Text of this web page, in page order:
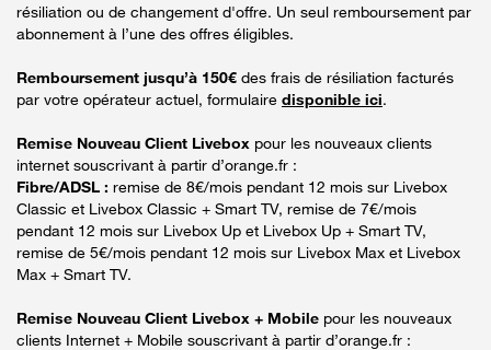
résiliation ou de changement d'offre. Un seul remboursement par
abonnement à l’une des offres éligibles.
Remboursement jusqu’à 150€ des frais de résiliation facturés
par votre opérateur actuel, formulaire disponible ici.
Remise Nouveau Client Livebox pour les nouveaux clients
internet souscrivant à partir d’orange.fr :
Fibre/ADSL : remise de 8€/mois pendant 12 mois sur Livebox
Classic et Livebox Classic + Smart TV, remise de 7€/mois
pendant 12 mois sur Livebox Up et Livebox Up + Smart TV,
remise de 5€/mois pendant 12 mois sur Livebox Max et Livebox
Max + Smart TV.
Remise Nouveau Client Livebox + Mobile pour les nouveaux
clients Internet + Mobile souscrivant à partir d’orange.fr :